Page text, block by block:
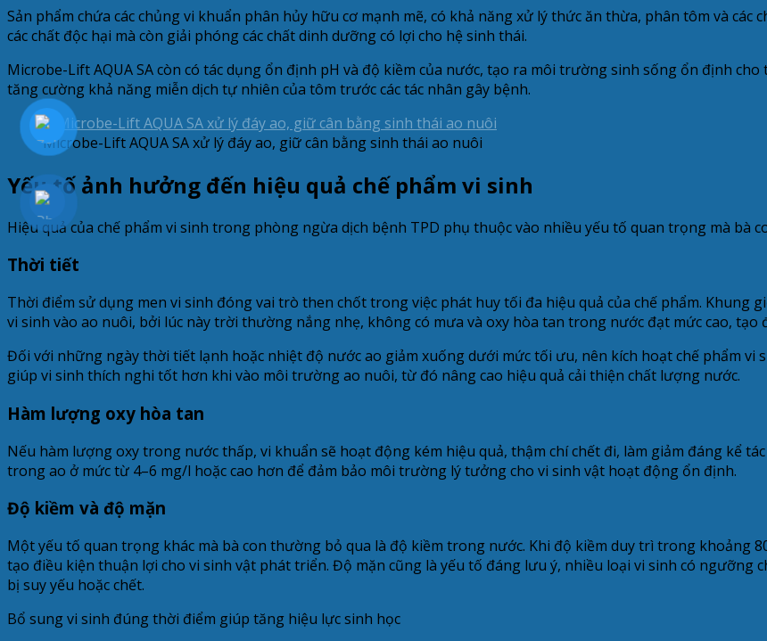
Sản phẩm chứa các chủng vi khuẩn phân hủy hữu cơ mạnh mẽ, có khả năng xử lý thức ăn thừa, phân tôm và
các chất độc hại mà còn giải phóng các chất dinh dưỡng có lợi cho hệ sinh thái.
Microbe-Lift AQUA SA còn có tác dụng ổn định pH và độ kiềm của nước, tạo ra môi trường sinh sống ổn định
tăng cường khả năng miễn dịch tự nhiên của tôm trước các tác nhân gây bệnh.
Microbe-Lift AQUA SA xử lý đáy ao, giữ cân bằng sinh thái ao nuôi
Yếu tố ảnh hưởng đến hiệu quả chế phẩm vi sinh
Hiệu quả của chế phẩm vi sinh trong phòng ngừa dịch bệnh TPD phụ thuộc vào nhiều yếu tố quan trọng mà bà
Thời tiết
Thời điểm sử dụng men vi sinh đóng vai trò then chốt trong việc phát huy tối đa hiệu quả của chế phẩm. Khung
vi sinh vào ao nuôi, bởi lúc này trời thường nắng nhẹ, không có mưa và oxy hòa tan trong nước đạt mức cao,
Đối với những ngày thời tiết lạnh hoặc nhiệt độ nước ao giảm xuống dưới mức tối ưu, nên kích hoạt chế phẩm vi
giúp vi sinh thích nghi tốt hơn khi vào môi trường ao nuôi, từ đó nâng cao hiệu quả cải thiện chất lượng nước.
Hàm lượng oxy hòa tan
Nếu hàm lượng oxy trong nước thấp, vi khuẩn sẽ hoạt động kém hiệu quả, thậm chí chết đi, làm giảm đáng kể
trong ao ở mức từ 4–6 mg/l hoặc cao hơn để đảm bảo môi trường lý tưởng cho vi sinh vật hoạt động ổn định.
Độ kiềm và độ mặn
Một yếu tố quan trọng khác mà bà con thường bỏ qua là độ kiềm trong nước. Khi độ kiềm duy trì trong khoảng
tạo điều kiện thuận lợi cho vi sinh vật phát triển. Độ mặn cũng là yếu tố đáng lưu ý, nhiều loại vi sinh có ngưỡng
bị suy yếu hoặc chết.
Bổ sung vi sinh đúng thời điểm giúp tăng hiệu lực sinh học